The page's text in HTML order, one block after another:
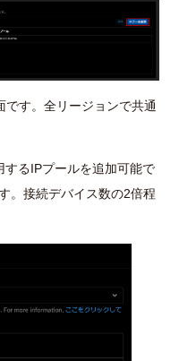
です。全リージョンで共通
するIPプールを追加可能で
。接続デバイス数の2倍程